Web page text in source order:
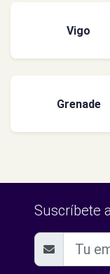
Vigo
Grenade
Suscríbete